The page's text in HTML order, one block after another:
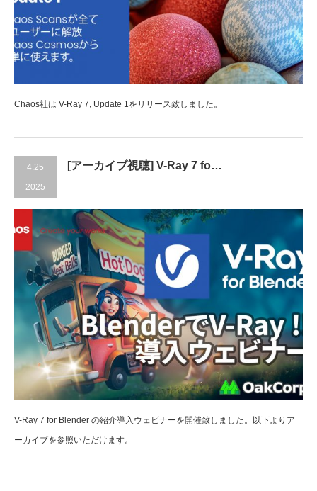
Chaos社は V-Ray 7, Update 1をリリース致しました。
4.25
2025
[アーカイブ視聴] V-Ray 7 fo…
V-Ray 7 for Blender の紹介導入ウェビナーを開催致しました。以下よりア
ーカイブを参照いただけます。